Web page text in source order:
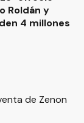
Roldán y
4 millones